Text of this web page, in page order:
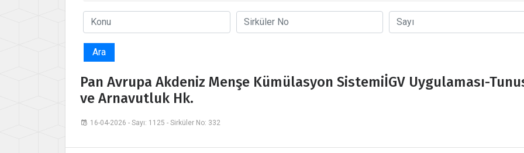
Ara
Pan Avrupa Akdeniz Menşe Kümülasyon SistemiİGV Uygulaması-
ve Arnavutluk Hk.
16-04-2026 - Sayı: 1125 - Sirküler No: 332